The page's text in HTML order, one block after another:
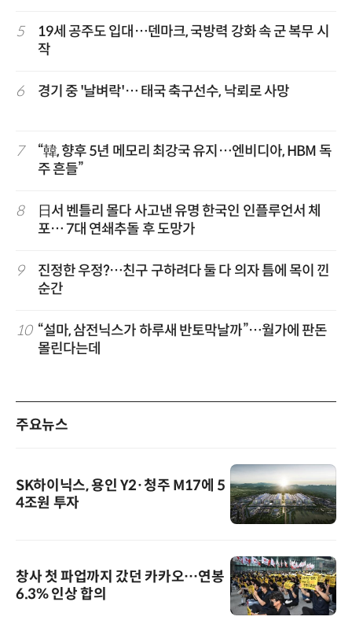
5
19세 공주도 입대…덴마크, 국방력 강화 속 군 복무 시
작
6 경기 중 '날벼락'… 태국 축구선수, 낙뢰로 사망
7
“韓, 향후 5년 메모리 최강국 유지…엔비디아, HBM 독
주 흔들”
8
日서 벤틀리 몰다 사고낸 유명 한국인 인플루언서 체
포… 7대 연쇄추돌 후 도망가
9
진정한 우정?…친구 구하려다 둘 다 의자 틈에 목이 낀
순간
10 “설마, 삼전닉스가 하루새 반토막날까”…월가에 판돈
몰린다는데
주요뉴스
SK하이닉스, 용인 Y2·청주 M17에 5
4조원 투자
창사 첫 파업까지 갔던 카카오…연봉
6.3% 인상 합의